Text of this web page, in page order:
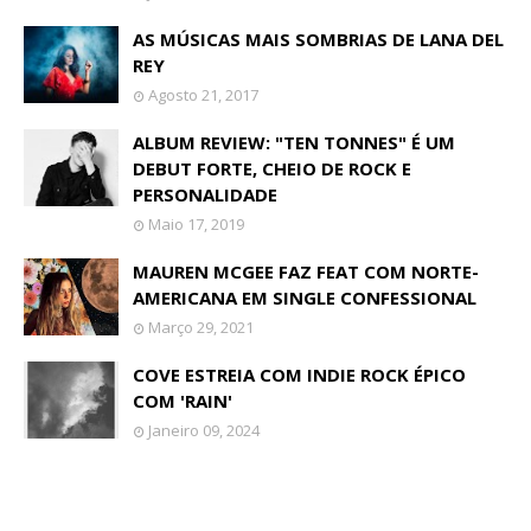
AS MÚSICAS MAIS SOMBRIAS DE LANA DEL
REY
Agosto 21, 2017
ALBUM REVIEW: "TEN TONNES" É UM
DEBUT FORTE, CHEIO DE ROCK E
PERSONALIDADE
Maio 17, 2019
MAUREN MCGEE FAZ FEAT COM NORTE-
AMERICANA EM SINGLE CONFESSIONAL
Março 29, 2021
COVE ESTREIA COM INDIE ROCK ÉPICO
COM 'RAIN'
Janeiro 09, 2024